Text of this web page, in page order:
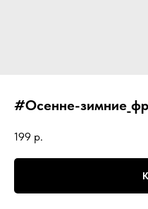
#Осенне-
199 р.